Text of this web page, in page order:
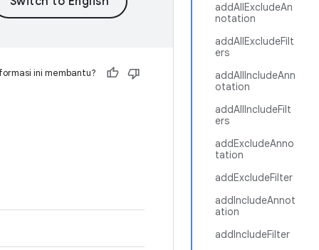
addAllExcludeAn
notation
addAllExcludeFilt
ers
addAllIncludeAnn
otation
addAllIncludeFilt
ers
addExcludeAnno
tation
addExcludeFilter
addIncludeAnnot
ation
addIncludeFilter
ini membantu?